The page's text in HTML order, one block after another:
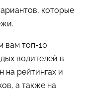
которые
вам топ-10
водителей в
на рейтингах и
а также на